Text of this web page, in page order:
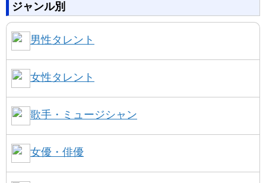
ジャンル別
男性タレント
女性タレント
歌手・ミュージシャン
女優・俳優